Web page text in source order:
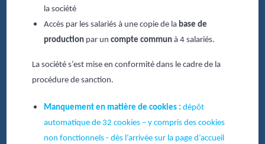
la société
Accès par les salariés à une copie de la base de
productionpar un compte commun à 4 salariés.
La société s’est mise en conformité dans le cadre de la
procédure de sanction.
Manquement en matière de cookies : dépôt
automatique de 32 cookies – y compris des cookies
non fonctionnels - dès l’arrivée sur la page d’accueil